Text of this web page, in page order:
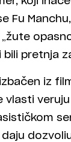
Fu
bili pretnja
iz
vlasti